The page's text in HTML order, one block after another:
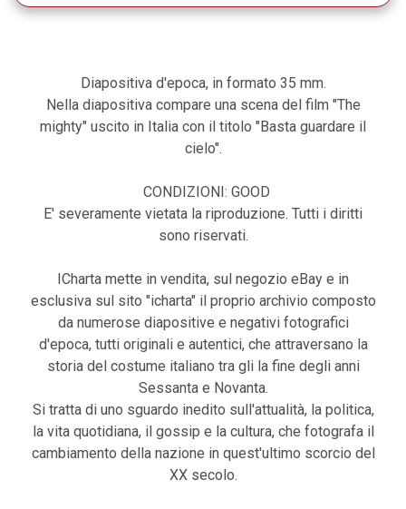
Diapositiva d'epoca, in formato 35 mm.
Nella diapositiva compare una scena del film "The
mighty" uscito in Italia con il titolo "Basta guardare il
cielo".
CONDIZIONI: GOOD
E' severamente vietata la riproduzione. Tutti i diritti
sono riservati.
ICharta mette in vendita, sul negozio eBay e in
esclusiva sul sito "icharta" il proprio archivio composto
da numerose diapositive e negativi fotografici
d'epoca, tutti originali e autentici, che attraversano la
storia del costume italiano tra gli la fine degli anni
Sessanta e Novanta.
Si tratta di uno sguardo inedito sull'attualità, la politica,
la vita quotidiana, il gossip e la cultura, che fotografa il
cambiamento della nazione in quest'ultimo scorcio del
XX secolo.